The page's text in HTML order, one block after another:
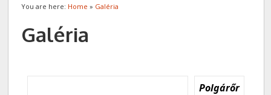
You are here: Home » Galéria
Galéria
Polgárőr